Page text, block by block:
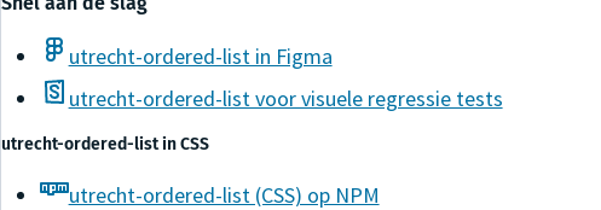
utrecht-ordered-list in Figma
utrecht-ordered-list voor visuele regressie tests
utrecht-ordered-listinCSS
utrecht-ordered-list (CSS) op NPM